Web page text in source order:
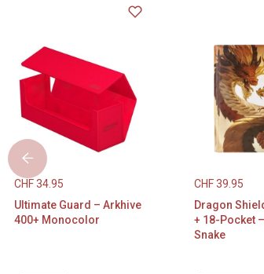
CHF34.95
Ultimate Guard – Arkhive
400+ Monocolor
CHF39.95
Dragon
+ 18-Pocket
Snake